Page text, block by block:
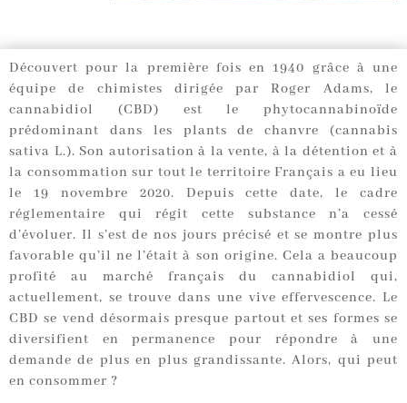
Découvert pour la première fois en 1940 grâce à une
équipe de chimistes dirigée par Roger Adams, le
cannabidiol (CBD) est le phytocannabinoïde
prédominant dans les plants de chanvre (cannabis
sativa L.). Son autorisation à la vente, à la détention et à
la consommation sur tout le territoire Français a eu lieu
le 19 novembre 2020. Depuis cette date, le cadre
réglementaire qui régit cette substance n’a cessé
d’évoluer. Il s’est de nos jours précisé et se montre plus
favorable qu’il ne l’était à son origine. Cela a beaucoup
profité au marché français du cannabidiol qui,
actuellement, se trouve dans une vive effervescence. Le
CBD se vend désormais presque partout et ses formes se
diversifient en permanence pour répondre à une
demande de plus en plus grandissante. Alors, qui peut
en consommer ?